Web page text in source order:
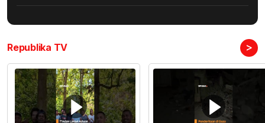
Republika TV >